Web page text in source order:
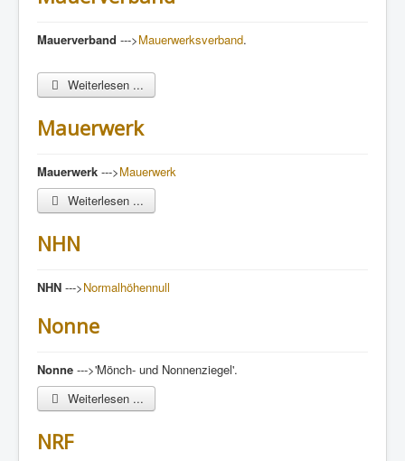
Mauerverband --->Mauerwerksverband.
Weiterlesen ...
Mauerwerk
Mauerwerk --->Mauerwerk
Weiterlesen ...
NHN
NHN --->Normalhöhennull
Nonne
Nonne --->'Mönch- und Nonnenziegel'.
Weiterlesen ...
NRF